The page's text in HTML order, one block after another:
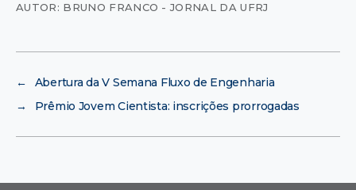
AUTOR: BRUNO FRANCO - JORNAL DA UFRJ
←
Abertura da V Semana Fluxo de Engenharia
→
Prêmio Jovem Cientista: inscrições prorrogadas